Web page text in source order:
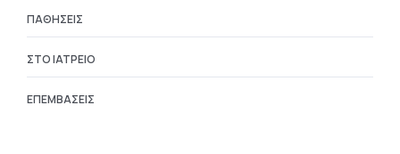
ΠΑΘΉΣΕΙΣ
ΣΤΟ ΙΑΤΡΕΊΟ
ΕΠΕΜΒΆΣΕΙΣ